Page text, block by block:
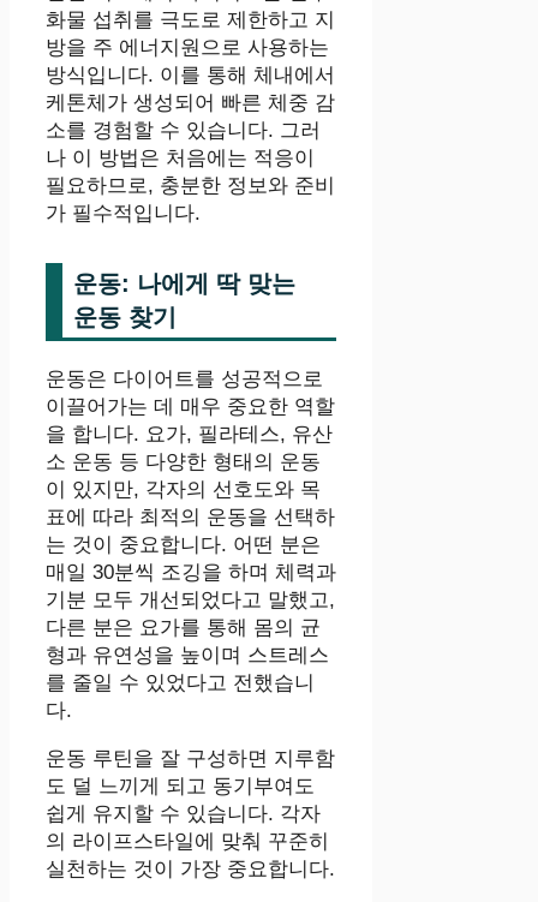
화물 섭취를 극도로 제한하고 지
방을 주 에너지원으로 사용하는
방식입니다. 이를 통해 체내에서
케톤체가 생성되어 빠른 체중 감
소를 경험할 수 있습니다. 그러
나 이 방법은 처음에는 적응이
필요하므로, 충분한 정보와 준비
가 필수적입니다.
운동: 나에게 딱 맞는
운동 찾기
운동은 다이어트를 성공적으로
이끌어가는 데 매우 중요한 역할
을 합니다. 요가, 필라테스, 유산
소 운동 등 다양한 형태의 운동
이 있지만, 각자의 선호도와 목
표에 따라 최적의 운동을 선택하
는 것이 중요합니다. 어떤 분은
매일 30분씩 조깅을 하며 체력과
기분 모두 개선되었다고 말했고,
다른 분은 요가를 통해 몸의 균
형과 유연성을 높이며 스트레스
를 줄일 수 있었다고 전했습니
다.
운동 루틴을 잘 구성하면 지루함
도 덜 느끼게 되고 동기부여도
쉽게 유지할 수 있습니다. 각자
의 라이프스타일에 맞춰 꾸준히
실천하는 것이 가장 중요합니다.